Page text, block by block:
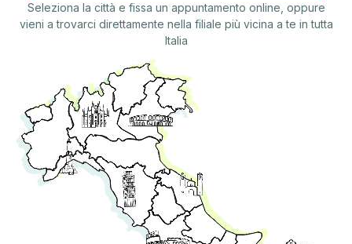
Seleziona la città e fissa un appuntamento online, oppure
vieni a trovarci direttamente nella filiale più vicina a te in tutta
Italia